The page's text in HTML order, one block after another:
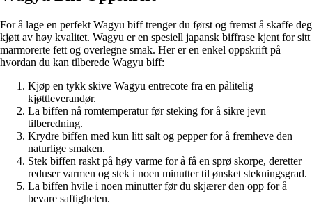
For å lage en perfekt Wagyu biff trenger du først og fremst å skaffe deg
kjøtt av høy kvalitet. Wagyu er en spesiell japansk biffrase kjent for sitt
marmorerte fett og overlegne smak. Her er en enkel oppskrift på
hvordan du kan tilberede Wagyu biff:
Kjøp en tykk skive Wagyu entrecote fra en pålitelig
kjøttleverandør.
La biffen nå romtemperatur før steking for å sikre jevn
tilberedning.
Krydre biffen med kun litt salt og pepper for å fremheve den
naturlige smaken.
Stek biffen raskt på høy varme for å få en sprø skorpe, deretter
reduser varmen og stek i noen minutter til ønsket stekningsgrad.
La biffen hvile i noen minutter før du skjærer den opp for å
bevare saftigheten.